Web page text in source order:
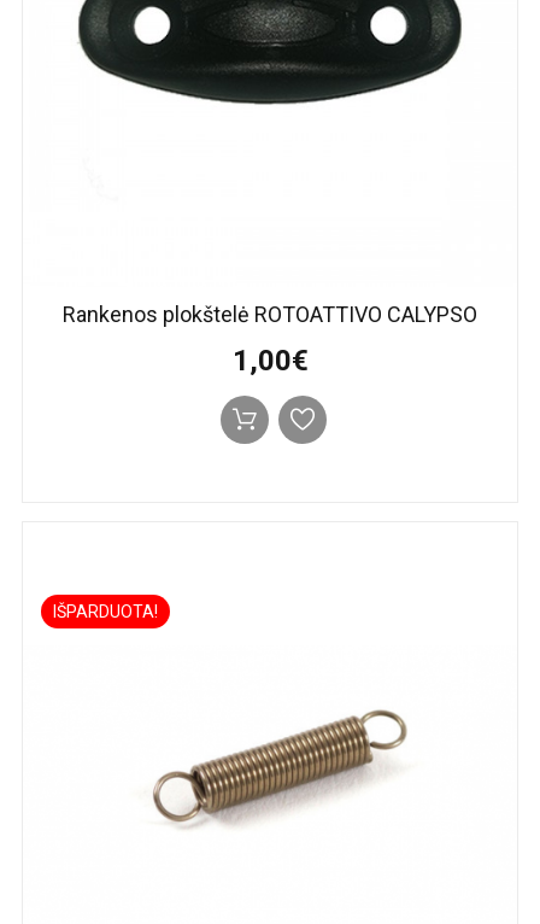
Rankenos plokštelė ROTOATTIVO CALYPSO
1,00€
IŠPARDUOTA!